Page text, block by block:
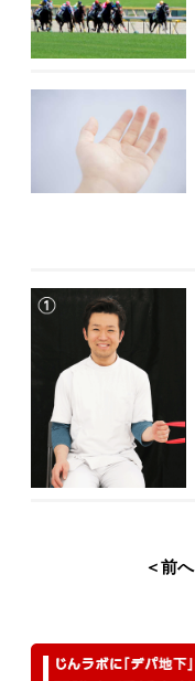
＜前へ